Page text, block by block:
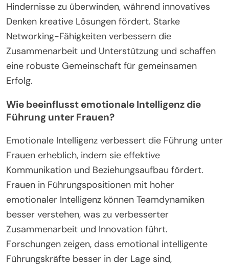
Hindernisse zu überwinden, während innovatives
Denken kreative Lösungen fördert. Starke
Networking-Fähigkeiten verbessern die
Zusammenarbeit und Unterstützung und schaffen
eine robuste Gemeinschaft für gemeinsamen
Erfolg.
Wie beeinflusst emotionale Intelligenz die
Führung unter Frauen?
Emotionale Intelligenz verbessert die Führung unter
Frauen erheblich, indem sie effektive
Kommunikation und Beziehungsaufbau fördert.
Frauen in Führungspositionen mit hoher
emotionaler Intelligenz können Teamdynamiken
besser verstehen, was zu verbesserter
Zusammenarbeit und Innovation führt.
Forschungen zeigen, dass emotional intelligente
Führungskräfte besser in der Lage sind,